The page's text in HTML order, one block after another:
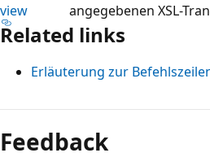
view
angegebenen XSL-
Related links
Erläuterung zur
Lesemodus
deaktiviert
Feedback